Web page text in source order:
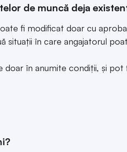
de muncă deja
fi modificat doar cu
situații în care angajatorul
în anumite condiții, și pot